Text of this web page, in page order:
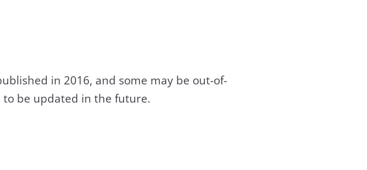
in 2016, and some may be out-of-
to be updated in the future.